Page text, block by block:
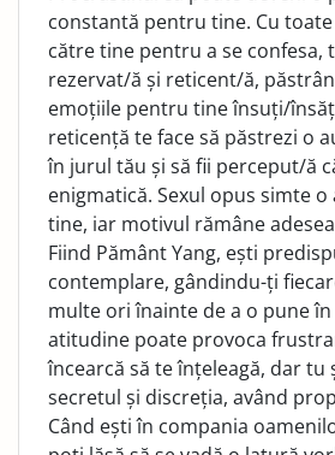
constantă pentru tine. Cu
către tine pentru a se confesa,
rezervat/ă și reticent/ă,
emoțiile pentru tine însuți/
reticență te face să păstrezi o
în jurul tău și să fii perceput/ă
enigmatică. Sexul opus simte
tine, iar motivul rămâne
Fiind Pământ Yang, ești
contemplare, gândindu-ți
multe ori înainte de a o pune
atitudine poate provoca
încearcă să te înțeleagă, dar tu
secretul și discreția, având
Când ești în compania